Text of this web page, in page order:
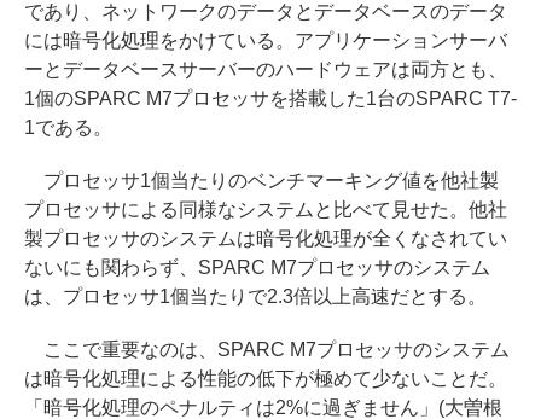
であり、ネットワークのデータとデータベースのデータ
には暗号化処理をかけている。アプリケーションサーバ
ーとデータベースサーバーのハードウェアは両方とも、
1個のSPARC M7プロセッサを搭載した1台のSPARC T7-
1である。
プロセッサ1個当たりのベンチマーキング値を他社製
プロセッサによる同様なシステムと比べて見せた。他社
製プロセッサのシステムは暗号化処理が全くなされてい
ないにも関わらず、SPARC M7プロセッサのシステム
は、プロセッサ1個当たりで2.3倍以上高速だとする。
ここで重要なのは、SPARC M7プロセッサのシステム
は暗号化処理による性能の低下が極めて少ないことだ。
「暗号化処理のペナルティは2%に過ぎません」(大曽根